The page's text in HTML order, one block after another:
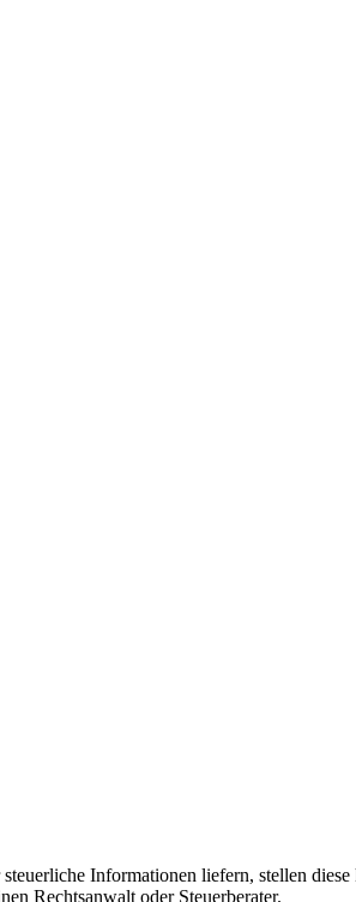
Informationen liefern, stellen diese
Rechtsanwalt oder Steuerberater.